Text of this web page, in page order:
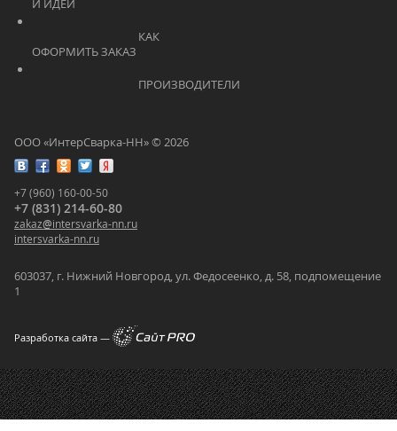
ООО «ИнтерСварка-НН» © 2026
+7 (960) 160-00-50
+7 (831) 214-60-80
zakaz@intersvarka-nn.ru
intersvarka-nn.ru
603037, г. Нижний Новгород, ул. Федосеенко, д. 58, подпомещение
1
Разработка сайта —